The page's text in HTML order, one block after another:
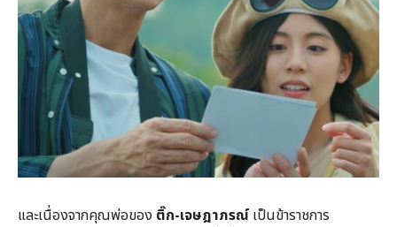
และเนื่องจากคุณพ่อของ ติ๊ก-เจษฎาภรณ์ เป็นข้าราชการ